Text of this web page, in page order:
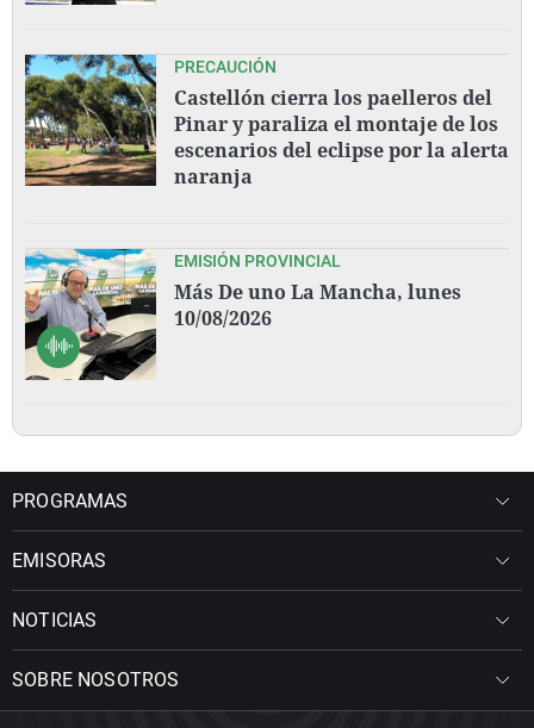
PRECAUCIÓN
Castellón cierra los paelleros del
Pinar y paraliza el montaje de los
escenarios del eclipse por la alerta
naranja
EMISIÓN PROVINCIAL
Más De uno La Mancha, lunes
10/08/2026
PROGRAMAS
EMISORAS
NOTICIAS
SOBRE NOSOTROS